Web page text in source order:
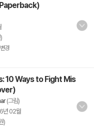
변경
10 Ways to Fight Mis
(그림)
년 02월
)